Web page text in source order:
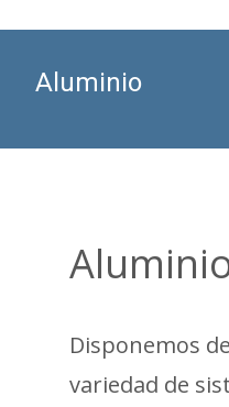
Aluminio
Disponemos
variedad de